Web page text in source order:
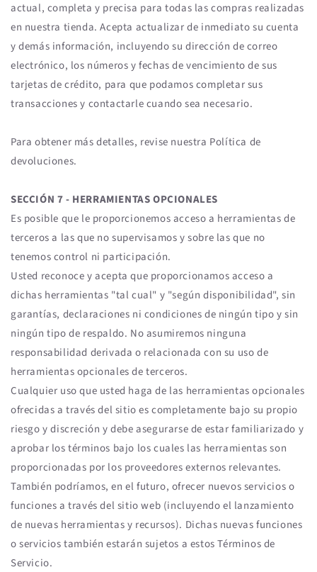
actual, completa y precisa para todas las compras realizadas
en nuestra tienda. Acepta actualizar de inmediato su cuenta
y demás información, incluyendo su dirección de correo
electrónico, los números y fechas de vencimiento de sus
tarjetas de crédito, para que podamos completar sus
transacciones y contactarle cuando sea necesario.
Para obtener más detalles, revise nuestra Política de
devoluciones.
SECCIÓN 7 - HERRAMIENTAS OPCIONALES
Es posible que le proporcionemos acceso a herramientas de
terceros a las que no supervisamos y sobre las que no
tenemos control ni participación.
Usted reconoce y acepta que proporcionamos acceso a
dichas herramientas "tal cual" y "según disponibilidad", sin
garantías, declaraciones ni condiciones de ningún tipo y sin
ningún tipo de respaldo. No asumiremos ninguna
responsabilidad derivada o relacionada con su uso de
herramientas opcionales de terceros.
Cualquier uso que usted haga de las herramientas opcionales
ofrecidas a través del sitio es completamente bajo su propio
riesgo y discreción y debe asegurarse de estar familiarizado y
aprobar los términos bajo los cuales las herramientas son
proporcionadas por los proveedores externos relevantes.
También podríamos, en el futuro, ofrecer nuevos servicios o
funciones a través del sitio web (incluyendo el lanzamiento
de nuevas herramientas y recursos). Dichas nuevas funciones
o servicios también estarán sujetos a estos Términos de
Servicio.